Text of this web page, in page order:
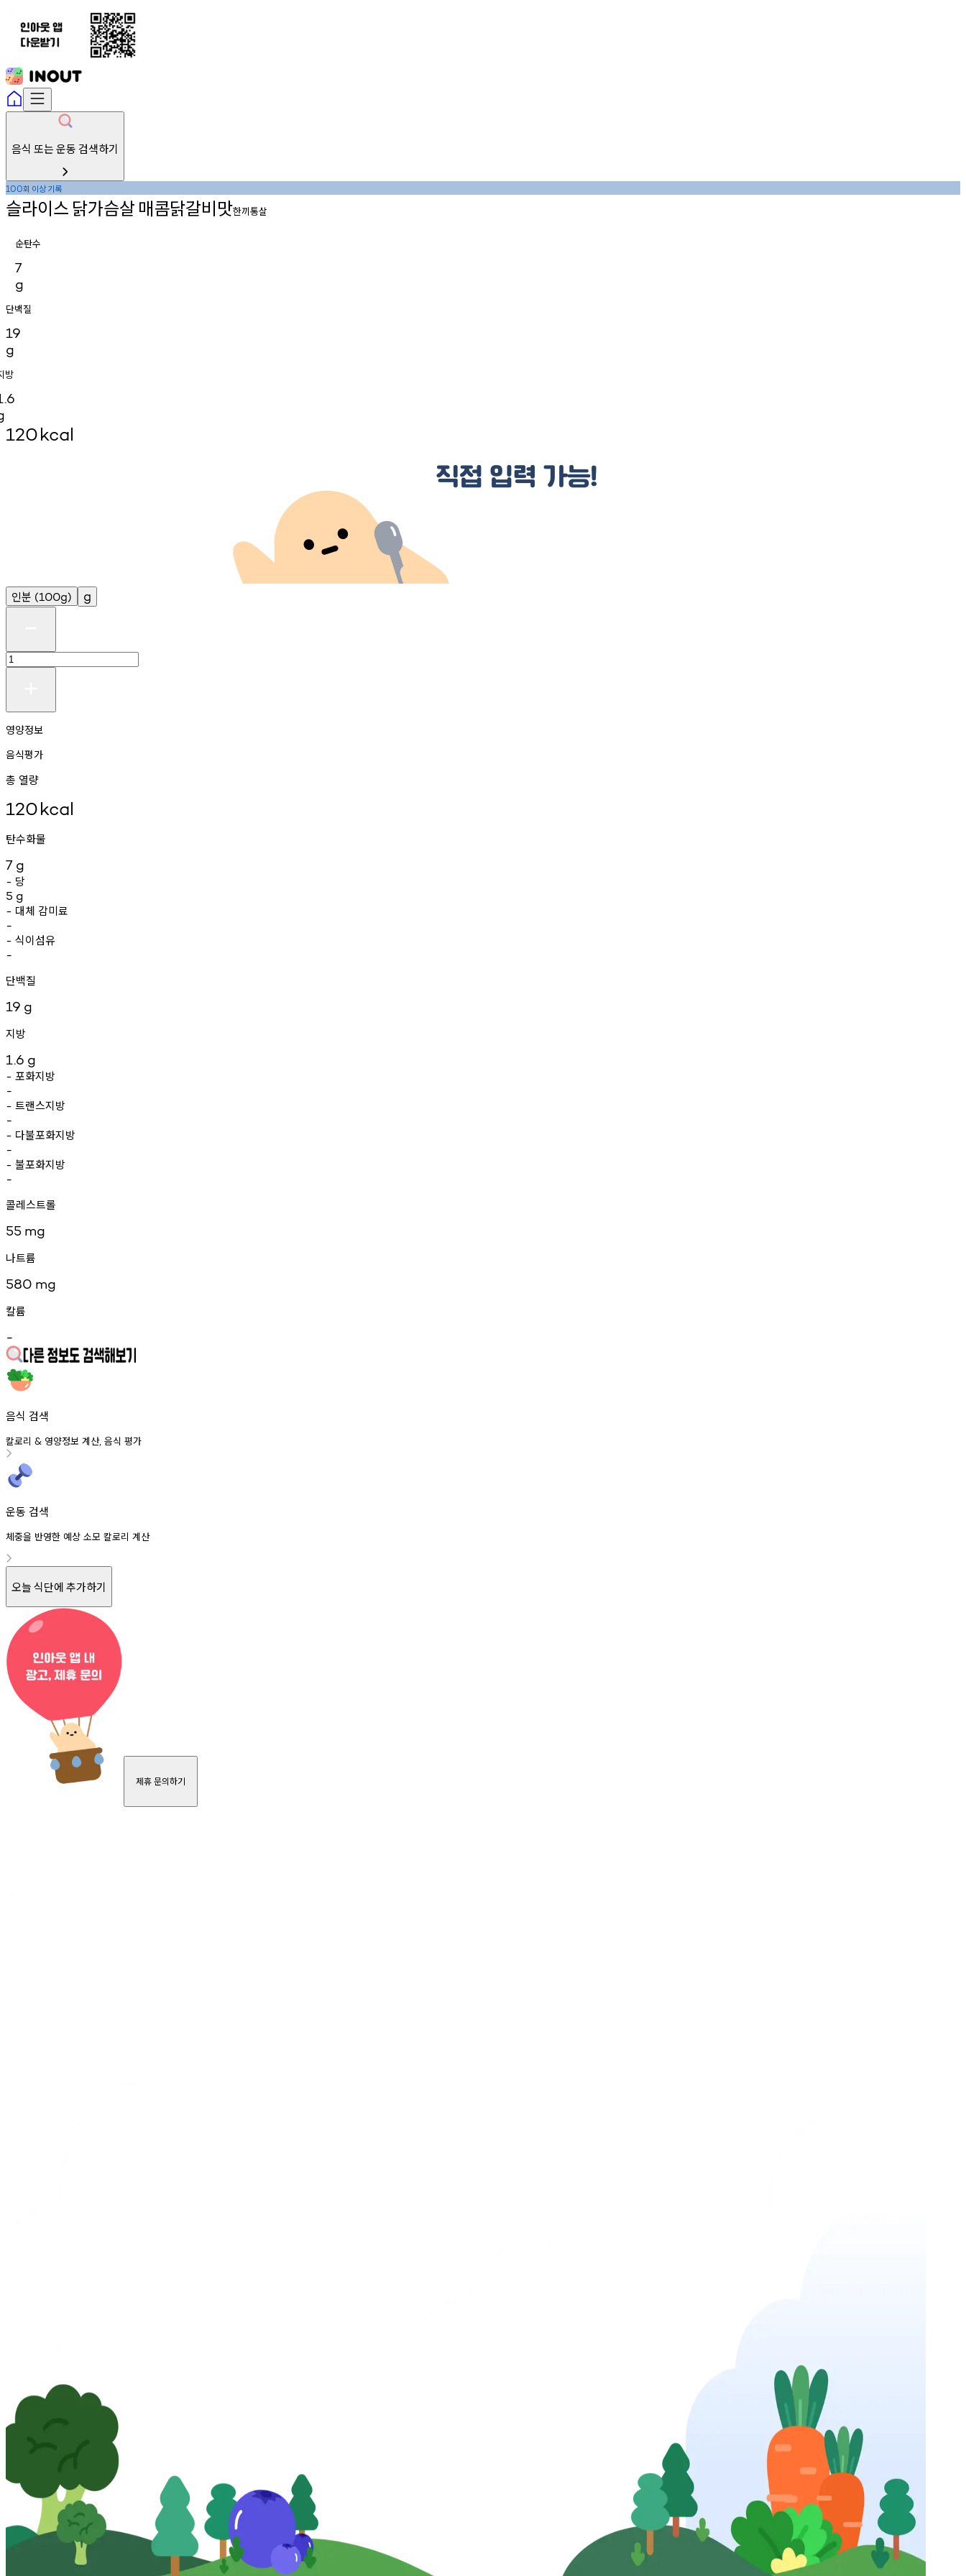
음식 또는 운동 검색하기
100회 이상기록
슬라이스 닭가슴살 매콤닭갈비맛한끼통살
순탄수
7
g
단백질
19
g
방
120kcal
인분 (100g) g
영양정보
음식평가
총 열량
120kcal
탄수화물
7 g
- 당
5 g
- 대체 감미료
-
- 식이섬유
-
단백질
19 g
지방
1.6 g
- 포화지방
-
- 트랜스지방
-
- 다불포화지방
-
- 불포화지방
-
콜레스트롤
55 mg
나트륨
580 mg
칼륨
-
음식 검색
칼로리 & 영양정보 계산, 음식 평가
운동 검색
체중을 반영한 예상 소모 칼로리 계산
오늘 식단에 추가하기
제휴 문의하기